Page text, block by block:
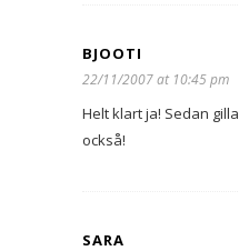
BJOOTI
22/11/2007 at 10:45 pm
Helt klart ja! Sedan
också!
SARA